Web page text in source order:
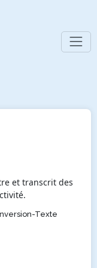
et transcrit des
Texte